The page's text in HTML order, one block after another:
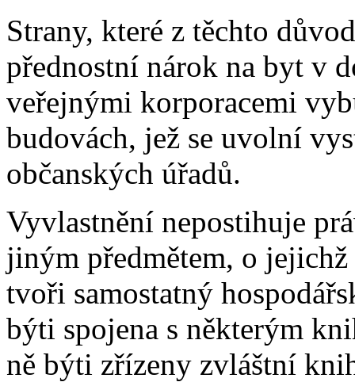
Strany, které z těchto
přednostní nárok na byt v
veřejnými korporacemi
budovách, jež se uvolní
občanských úřadů.
Vyvlastnění nepostihuje
jiným předmětem, o
tvoři samostatný
býti spojena s některým
ně býti zřízeny zvláštní